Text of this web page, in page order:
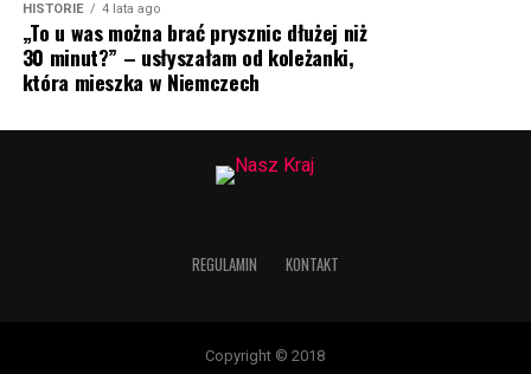
HISTORIE 4 lata ago
„To u was można brać prysznic dłużej niż
30 minut?” – usłyszałam od koleżanki,
która mieszka w Niemczech
REGULAMIN KONTAKT
Copyright © 2018